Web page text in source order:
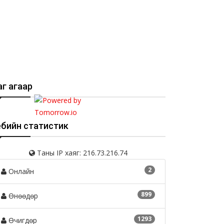
агаар
статистик
Таны IP хаяг: 216.73.216.74
2
Онлайн
899
Өнөөдөр
1293
Өчигдөр